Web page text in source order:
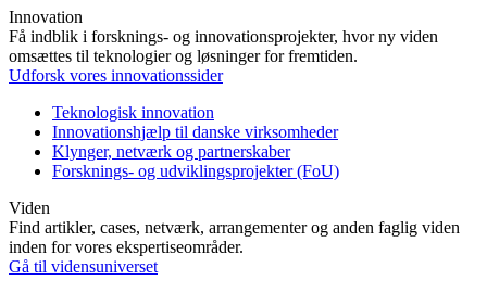
Innovation
Få indblik i forsknings- og innovationsprojekter, hvor ny viden
omsættes til teknologier og løsninger for fremtiden.
Udforsk vores innovationssider
Teknologisk innovation
Innovationshjælp til danske virksomheder
Klynger, netværk og partnerskaber
Forsknings- og udviklingsprojekter (FoU)
Viden
Find artikler, cases, netværk, arrangementer og anden faglig viden
inden for vores ekspertiseområder.
Gå til vidensuniverset